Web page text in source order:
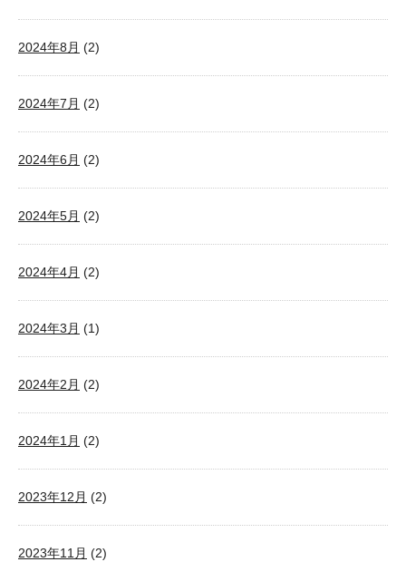
2024年8月 (2)
2024年7月 (2)
2024年6月 (2)
2024年5月 (2)
2024年4月 (2)
2024年3月 (1)
2024年2月 (2)
2024年1月 (2)
2023年12月 (2)
2023年11月 (2)